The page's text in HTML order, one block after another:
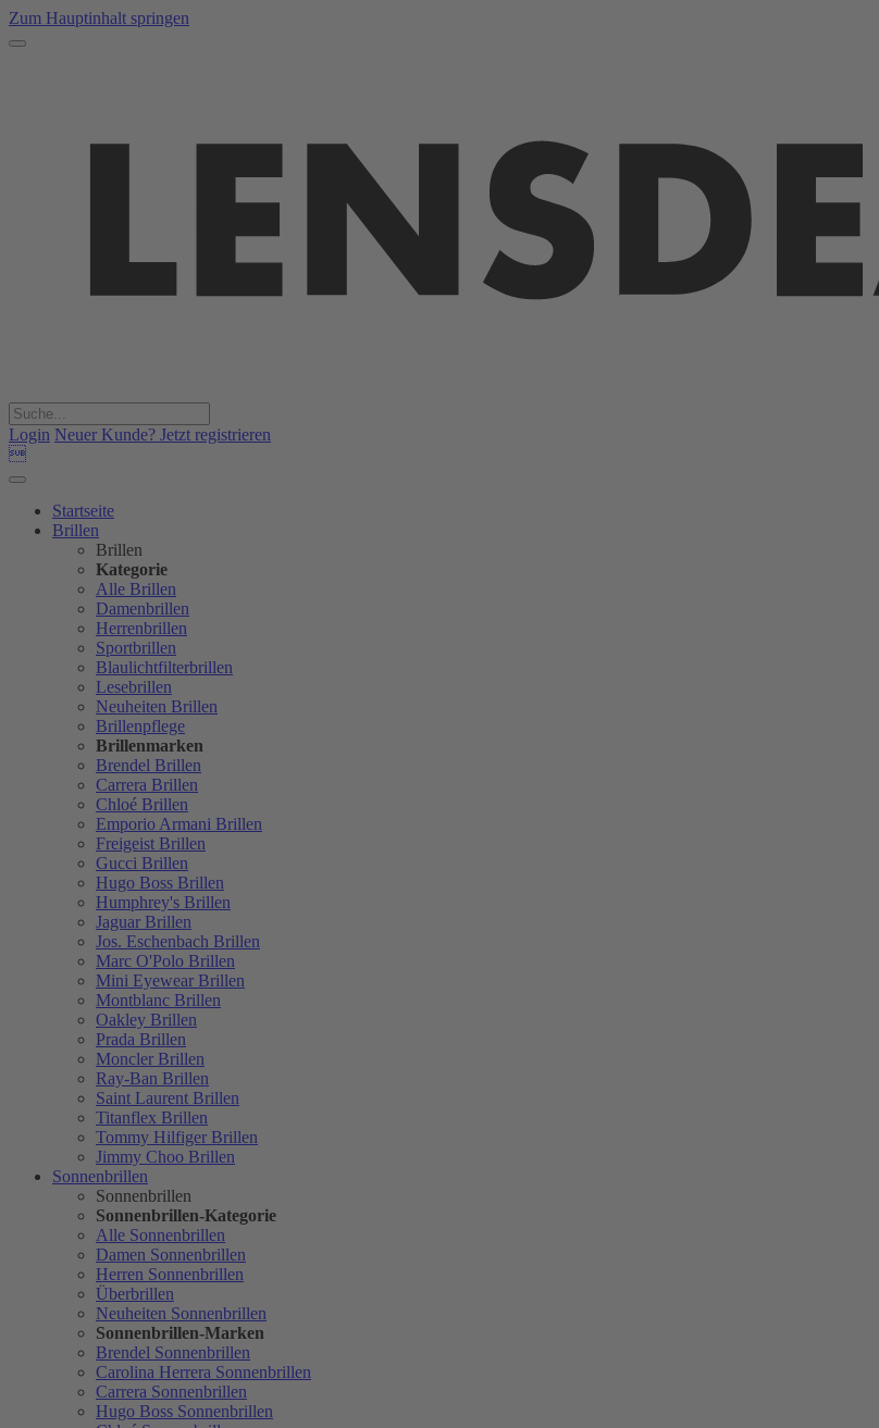
Zum Hauptinhalt springen
Login Neuer Kunde? Jetzt registrieren

Startseite
Brillen
Brillen
Kategorie
Alle Brillen
Damenbrillen
Herrenbrillen
Sportbrillen
Blaulichtfilterbrillen
Lesebrillen
Neuheiten Brillen
Brillenpflege
Brillenmarken
Brendel Brillen
Carrera Brillen
Chloé Brillen
Emporio Armani Brillen
Freigeist Brillen
Gucci Brillen
Hugo Boss Brillen
Humphrey's Brillen
Jaguar Brillen
Jos. Eschenbach Brillen
Marc O'Polo Brillen
Mini Eyewear Brillen
Montblanc Brillen
Oakley Brillen
Prada Brillen
Moncler Brillen
Ray-Ban Brillen
Saint Laurent Brillen
Titanflex Brillen
Tommy Hilfiger Brillen
Jimmy Choo Brillen
Sonnenbrillen
Sonnenbrillen
Sonnenbrillen-Kategorie
Alle Sonnenbrillen
Damen Sonnenbrillen
Herren Sonnenbrillen
Überbrillen
Neuheiten Sonnenbrillen
Sonnenbrillen-Marken
Brendel Sonnenbrillen
Carolina Herrera Sonnenbrillen
Carrera Sonnenbrillen
Hugo Boss Sonnenbrillen